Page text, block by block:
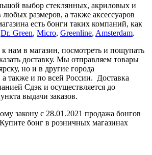
выбор стеклянных, акриловых и
размеров, а также аксессуаров
есть бонги таких компаний, как
Dr. Green, Micro, Greenline, Amsterdam.
нам в магазин, посмотреть и пощупать
доставку. Мы отправляем товары
но и в другие города
а также и по всей России. Доставка
Сдэк и осуществляется до
выдачи заказов.
закону с 28.01.2021 продажа бонгов
бонг в розничных магазинах